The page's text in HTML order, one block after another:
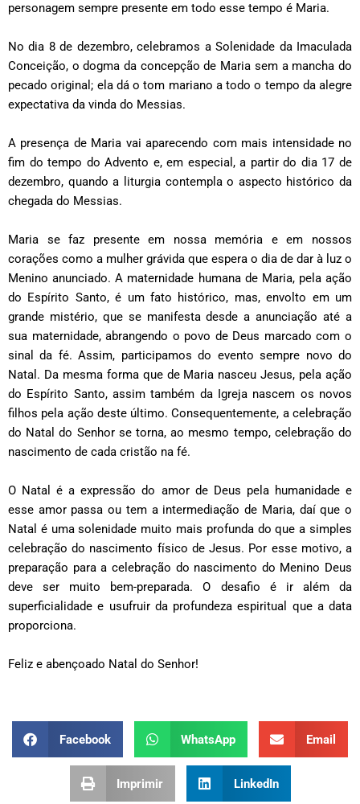
personagem sempre presente em todo esse tempo é Maria.
No dia 8 de dezembro, celebramos a Solenidade da Imaculada
Conceição, o dogma da concepção de Maria sem a mancha do
pecado original; ela dá o tom mariano a todo o tempo da alegre
expectativa da vinda do Messias.
A presença de Maria vai aparecendo com mais intensidade no
fim do tempo do Advento e, em especial, a partir do dia 17 de
dezembro, quando a liturgia contempla o aspecto histórico da
chegada do Messias.
Maria se faz presente em nossa memória e em nossos
corações como a mulher grávida que espera o dia de dar à luz o
Menino anunciado. A maternidade humana de Maria, pela ação
do Espírito Santo, é um fato histórico, mas, envolto em um
grande mistério, que se manifesta desde a anunciação até a
sua maternidade, abrangendo o povo de Deus marcado com o
sinal da fé. Assim, participamos do evento sempre novo do
Natal. Da mesma forma que de Maria nasceu Jesus, pela ação
do Espírito Santo, assim também da Igreja nascem os novos
filhos pela ação deste último. Consequentemente, a celebração
do Natal do Senhor se torna, ao mesmo tempo, celebração do
nascimento de cada cristão na fé.
O Natal é a expressão do amor de Deus pela humanidade e
esse amor passa ou tem a intermediação de Maria, daí que o
Natal é uma solenidade muito mais profunda do que a simples
celebração do nascimento físico de Jesus. Por esse motivo, a
preparação para a celebração do nascimento do Menino Deus
deve ser muito bem-preparada. O desafio é ir além da
superficialidade e usufruir da profundeza espiritual que a data
proporciona.
Feliz e abençoado Natal do Senhor!
Facebook WhatsApp Email
Imprimir LinkedIn